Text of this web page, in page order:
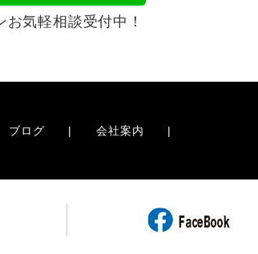
お気軽相談受付中！
ブログ | 会社案内 |